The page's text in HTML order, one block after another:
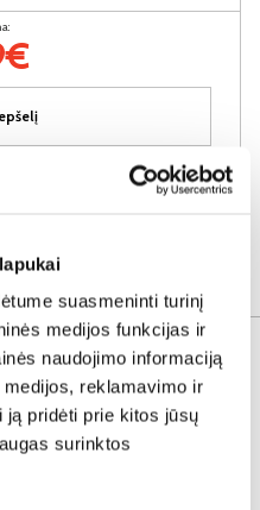
suasmeninti turinį
medijos funkcijas ir
naudojimo informaciją
reklamavimo ir
pridėti prie kitos jūsų
surinktos